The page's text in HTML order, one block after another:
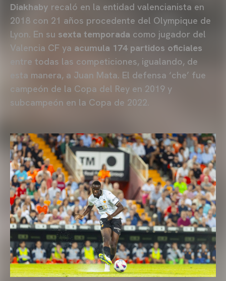
Diakhaby recaló en la entidad valencianista en
2018 con 21 años procedente del Olympique de
Lyon. En su sexta temporada como jugador del
Valencia CF ya acumula 174 partidos oficiales
entre todas las competiciones, igualando, de
esta manera, a Juan Mata. El defensa ‘che’ fue
campeón de la Copa del Rey en 2019 y
subcampeón en la Copa de 2022.